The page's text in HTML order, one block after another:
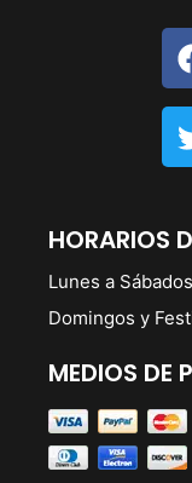
HORARIOS
Lunes a
Domingos y
MEDIOS DE